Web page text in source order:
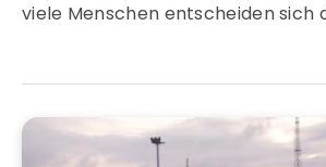
viele Menschen entscheiden sich